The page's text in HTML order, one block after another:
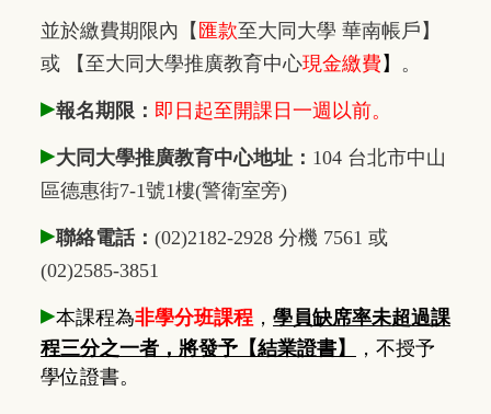
並於繳費期限內 【 匯款至大同大學 華南帳戶】
或 【至大同大學推廣教育中心現金繳費 】 。
▸報名期限： 即日起至開課日一週以前。
▸大同大學推廣教育中心地址： 104 台北市中山
區德惠街7-1號1樓(警衛室旁)
▸聯絡電話： (02)2182-2928 分機 7561 或
(02)2585-3851
▸本課程為非學分班課程 ， 學員缺席率未超過課
程三分之一者，將發予【結業證書】
，不授予
學位證書。